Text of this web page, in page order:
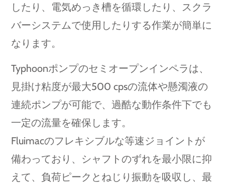
したり、電気めっき槽を循環したり、スクラ
バーシステムで使用したりする作業が簡単に
なります。
Typhoonポンプのセミオープンインペラは、
見掛け粘度が最大500 cpsの流体や懸濁液の
連続ポンプが可能で、過酷な動作条件下でも
一定の流量を確保します。
Fluimacのフレキシブルな等速ジョイントが
備わっており、シャフトのずれを最小限に抑
えて、負荷ピークとねじり振動を吸収し、最